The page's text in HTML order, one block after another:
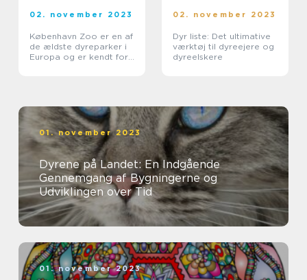
02. november 2023
København Zoo er en af
de ældste dyreparker i
Europa og er kendt for
02. november 2023
Dyr liste: Det ultimative
værktøj til dyreejere og
dyreelskere
01. november 2023
Dyrene på Landet: En Indgående
Gennemgang af Bygningerne og
Udviklingen over Tid
01. november 2023